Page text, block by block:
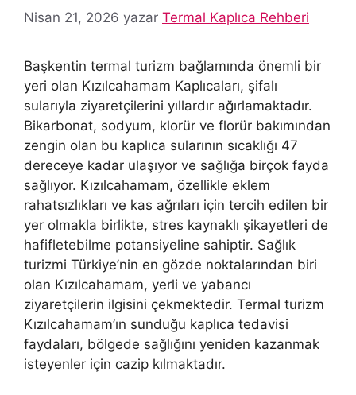
Nisan 21, 2026 yazar Termal Kaplıca Rehberi
Başkentin termal turizm bağlamında önemli bir
yeri olan Kızılcahamam Kaplıcaları, şifalı
sularıyla ziyaretçilerini yıllardır ağırlamaktadır.
Bikarbonat, sodyum, klorür ve florür bakımından
zengin olan bu kaplıca sularının sıcaklığı 47
dereceye kadar ulaşıyor ve sağlığa birçok fayda
sağlıyor. Kızılcahamam, özellikle eklem
rahatsızlıkları ve kas ağrıları için tercih edilen bir
yer olmakla birlikte, stres kaynaklı şikayetleri de
hafifletebilme potansiyeline sahiptir. Sağlık
turizmi Türkiye’nin en gözde noktalarından biri
olan Kızılcahamam, yerli ve yabancı
ziyaretçilerin ilgisini çekmektedir. Termal turizm
Kızılcahamam’ın sunduğu kaplıca tedavisi
faydaları, bölgede sağlığını yeniden kazanmak
isteyenler için cazip kılmaktadır.